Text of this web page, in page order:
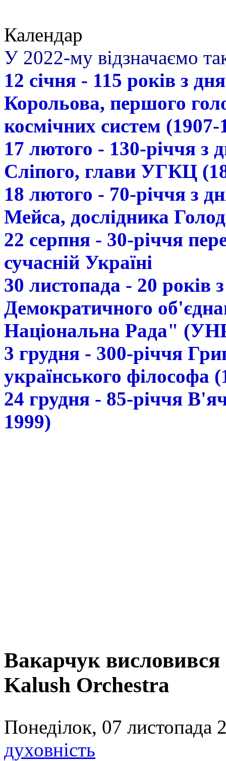
Календар
У 2022-му відзначаємо
12 січня - 115 років з
Корольова, першого
космічних систем (1907-
17 лютого - 130-річчя з
Сліпого, глави УГКЦ
18 лютого - 70-річчя з
Мейса, дослідника
22 серпня - 30-річчя
сучасній Україні
30 листопада - 20 років
Демократичного
Національна Рада"
3 грудня - 300-річчя
українського філософа
24 грудня - 85-річчя
1999)
Вакарчук
Kalush Orchestra
Понеділок, 07 листопада
духовність